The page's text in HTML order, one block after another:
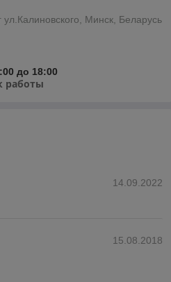
Минск, Беларусь
до 18:00
работы
14.09.2022
15.08.2018